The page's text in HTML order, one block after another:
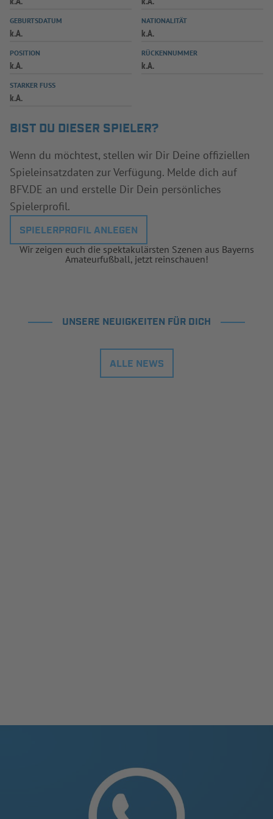
SPIELPLUS
GEBURTSDATUM
k.A.
NATIONALITÄT
k.A.
POSITION
k.A.
RÜCKENNUMMER
k.A.
STARKER FUSS
k.A.
BIST DU DIESER SPIELER?
Wenn du möchtest, stellen wir Dir Deine offiziellen
Spieleinsatzdaten zur Verfügung. Melde dich auf
BFV.DE an und erstelle Dir Dein persönliches
Spielerprofil.
SPIELERPROFIL ANLEGEN
Wir zeigen euch die spektakulärsten Szenen aus Bayerns
Amateurfußball, jetzt reinschauen!
UNSERE NEUIGKEITEN FÜR DICH
ALLE NEWS